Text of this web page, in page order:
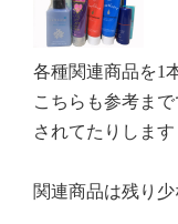
各種関連商品を1
こちらも参考ま
されてたりします
関連商品は残り